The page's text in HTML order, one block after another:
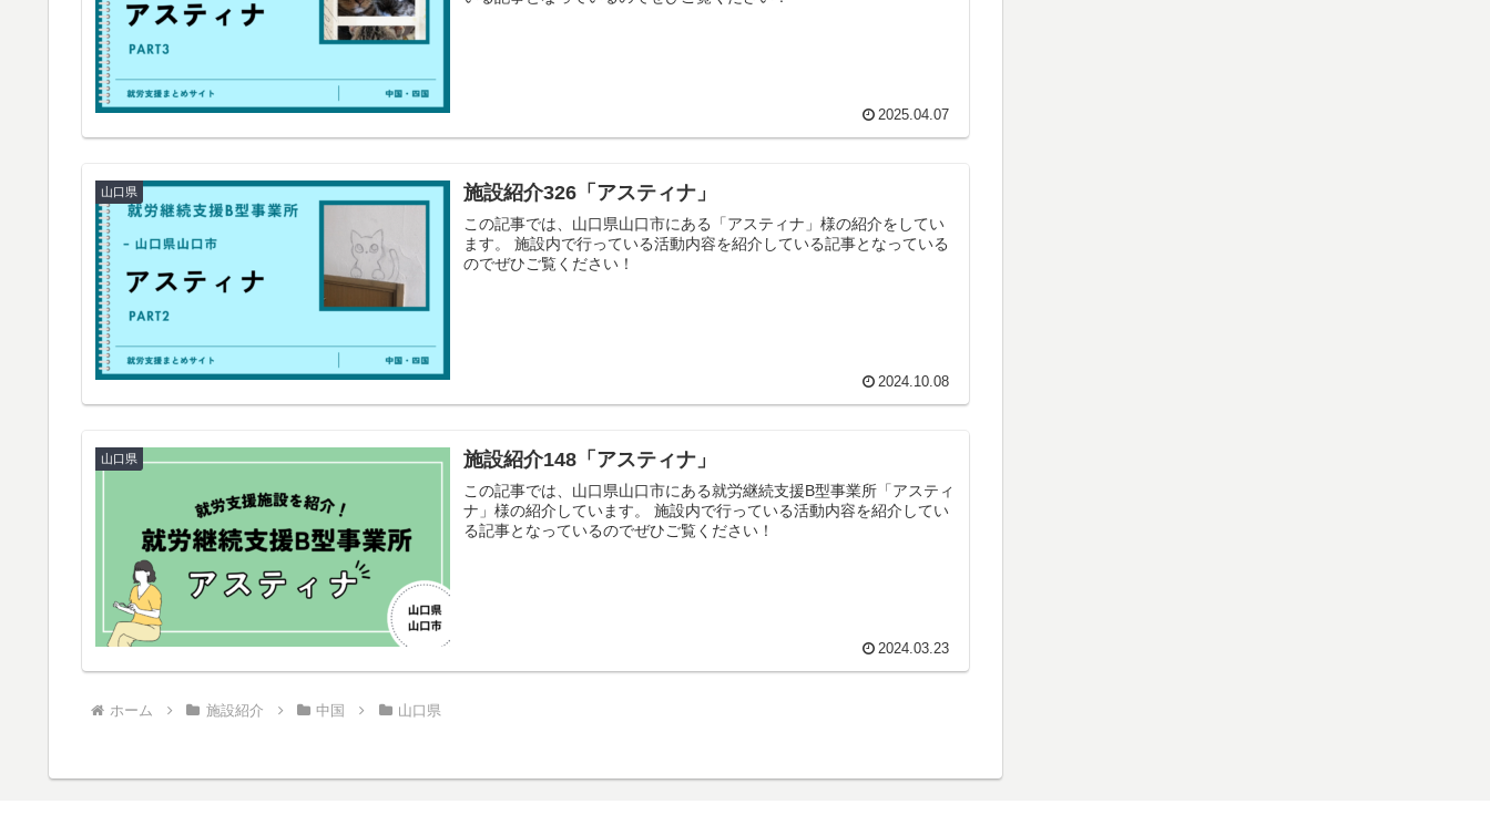
2025.04.07
山口県 施設紹介326「アスティナ」
この記事では、山口県山口市にある「アスティナ」様の紹介をしてい
ます。 施設内で行っている活動内容を紹介している記事となっている
のでぜひご覧ください！
2024.10.08
山口県 施設紹介148「アスティナ」
この記事では、山口県山口市にある就労継続支援B型事業所「アスティ
ナ」様の紹介しています。 施設内で行っている活動内容を紹介してい
る記事となっているのでぜひご覧ください！
2024.03.23
ホーム 施設紹介 中国 山口県